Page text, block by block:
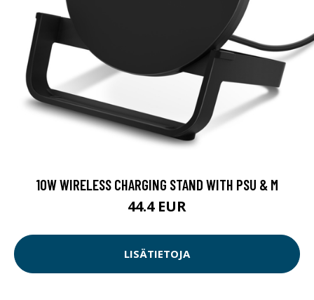
10W WIRELESS CHARGING STAND WITH PSU & M
44.4 EUR
LISÄTIETOJA